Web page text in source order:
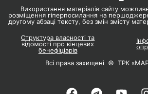
Використання матеріалів сайту
розміщення гіперпосилання на
другому абзаці тексту, без змін змісту
Структура власності та
відомості про кінцевих
бенефіціарів
Всі права захищені © ТРК